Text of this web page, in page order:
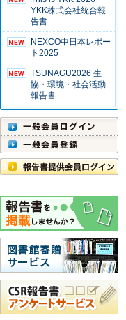
YKK株式会社統合報
告書
NEXCO中日本レポー
ト2025
TSUNAGU2026 生
協・環境・社会活動
報告書